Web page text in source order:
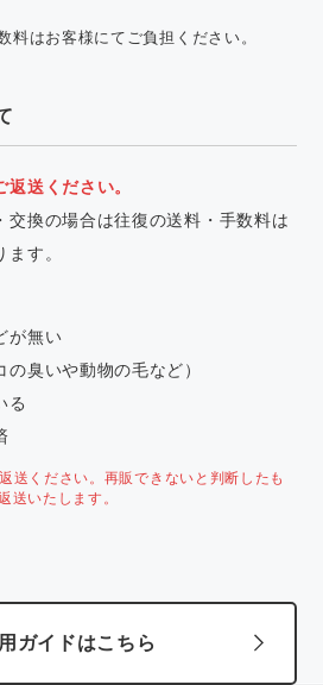
はお客様にてご負担ください。
送ください。
交換の場合は往復の送料・手数料は
す。
が無い
の臭いや動物の毛など）
る
送ください。再販できないと判断したも
送いたします。
ガイドはこちら